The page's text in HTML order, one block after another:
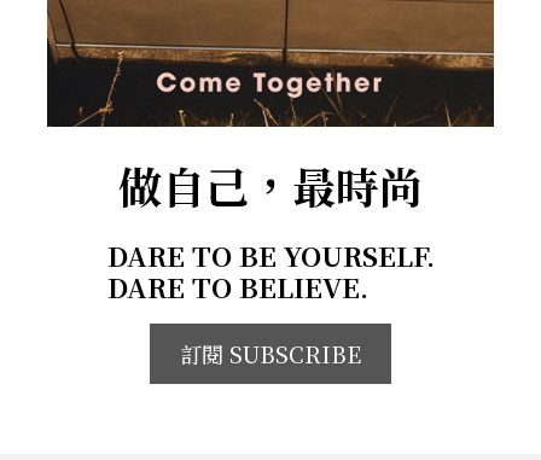
做自己，最時尚
DARE TO BE YOURSELF.
DARE TO BELIEVE.
訂閱 SUBSCRIBE